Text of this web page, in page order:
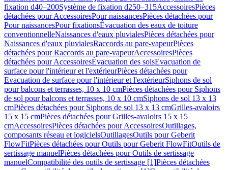
fixation d40–200Système de fixation d250–315AccessoiresPièces
détachées pour AccessoiresPour naissancesPièces détachées pour
Pour naissancesPour fixationsÉvacuation des eaux de toiture
conventionnelleNaissances d'eaux pluvialesPièces détachées pour
Naissances d'eaux pluvialesRaccords au pare-vapeurPièces
détachées pour Raccords au pare-vapeurAccessoiresPièces
détachées pour AccessoiresÉvacuation des solsEvacuation de
surface pour l'intérieur et l'extérieurPièces détachées pour
Evacuation de surface pour l'intérieur et l'extérieurSiphons de sol
pour balcons et terrasses, 10 x 10 cmPièces détachées pour Siphons
de sol pour balcons et terrasses, 10 x 10 cmSiphons de sol 13 x 13
cmPièces détachées pour Siphons de sol 13 x 13 cmGrilles-avaloirs
15 x 15 cmPièces détachées pour Grilles-avaloirs 15 x 15
cmAccessoiresPièces détachées pour AccessoiresOutillages,
composants réseau et logicielsOutillagesOutils pour Geberit
FlowFitPièces détachées pour Outils pour Geberit FlowFitOutils de
sertissage manuelPièces détachées pour Outils de sertissage
manuelCompatibilité des outils de sertissage [1]Pièces détachées